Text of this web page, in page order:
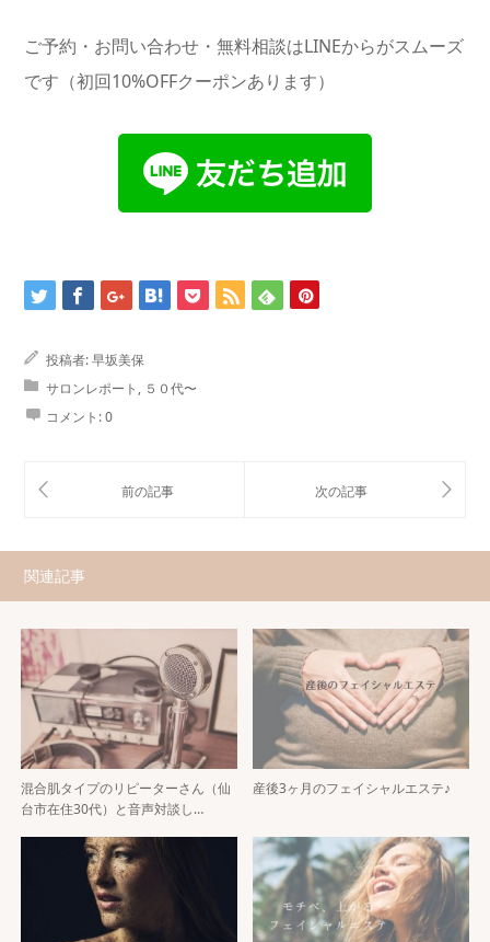
ご予約・お問い合わせ・無料相談はLINEからがスムーズ
です（初回10%OFFクーポンあります）
投稿者:早坂美保
サロンレポート , ５０代〜
コメント:0
関連記事
混合肌タイプのリピーターさん（仙
台市在住30代）と音声対談し…
産後3ヶ月のフェイシャルエステ♪